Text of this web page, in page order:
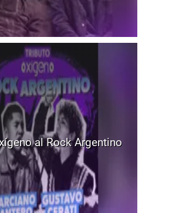
al Rock Argentino